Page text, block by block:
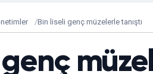
Bin liseli genç müzelerle tanıştı